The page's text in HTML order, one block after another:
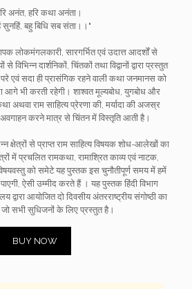
अनंत, हरि कथा अनंता।
सुनहिं, बहु बिधि सब संता।।"
लोकमंगलकारी, सारगर्भित एवं उदात्त आदर्शों से
विभिन्न दार्शनिकों, चिंतकों तथा विद्वानों द्वारा प्रस्तुत
एवं सदा ही प्रासंगिक रहने वाली कथा जनमानस को
आगे भी करती रहेगी। शाश्वत मूल्यबोध, युगबोध और
अथवा राम साहित्य प्रेरणा की, मर्यादा की अजस्र
करने मात्र से चिंतन में विस्तृति आती है।
क्षेत्रों से प्राप्त राम साहित्य विषयक शोध-आलेखों का
में प्रचलित रामकथा, रामाश्रित काव्य एवं नाटक,
को समेटे यह पुस्तक इस चुनौतीपूर्ण समय में हमें
ऐसी उम्मीद करते हैं । यह पुस्तक हिंदी विभाग
द्वारा आयोजित दो दिवसीय अंतरराष्ट्रीय संगोष्ठी का
सभी सुधिजनों के लिए प्रस्तुत है।
BUY NOW